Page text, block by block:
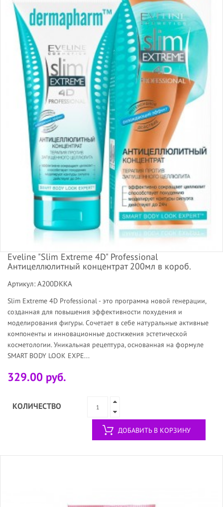
Eveline "Slim Extreme 4D" Professional
Антицеллюлитный концентрат 200мл в короб.
Артикул: A200DKKA
Slim Extreme 4D Professional - это программа новой генерации,
созданная для повышения эффективности похудения и
моделирования фигуры. Сочетает в себе натуральные активные
компоненты и инновационные достижения эстетической
косметологии. Уникальная рецептура, основанная на формуле
SMART BODY LOOK EXPE...
329.00 руб.
КОЛИЧЕСТВО
ДОБАВИТЬ В КОРЗИНУ